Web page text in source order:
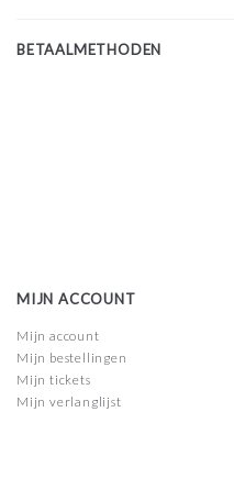
BETAALMETHODEN
MIJN ACCOUNT
Mijn account
Mijn bestellingen
Mijn tickets
Mijn verlanglijst